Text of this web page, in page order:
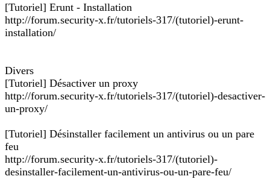
[Tutoriel] Erunt - Installation
http://forum.security-x.fr/tutoriels-317/(tutoriel)-erunt-
installation/
Divers
[Tutoriel] Désactiver un proxy
http://forum.security-x.fr/tutoriels-317/(tutoriel)-desactiver-
un-proxy/
[Tutoriel] Désinstaller facilement un antivirus ou un pare
feu
http://forum.security-x.fr/tutoriels-317/(tutoriel)-
desinstaller-facilement-un-antivirus-ou-un-pare-feu/